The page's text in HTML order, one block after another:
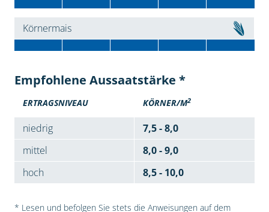
Körnermais
Empfohlene Aussaatstärke *
ERTRAGSNIVEAU KÖRNER/M2
niedrig
7,5 - 8,0
mittel
8,0 - 9,0
hoch
8,5 - 10,0
* Lesen und befolgen Sie stets die Anweisungen auf dem